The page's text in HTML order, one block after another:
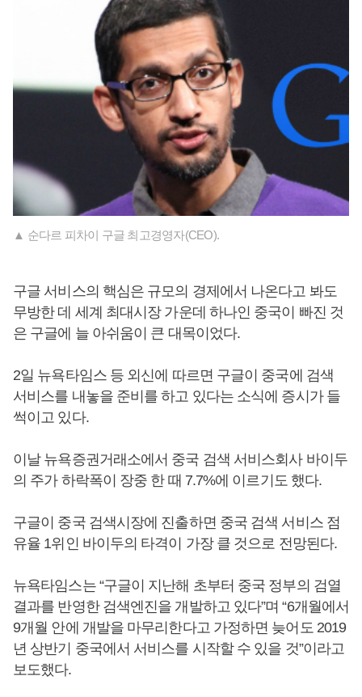
▲ 순다르 피차이 구글 최고경영자(CEO).
구글 서비스의 핵심은 규모의 경제에서 나온다고 봐도
무방한 데 세계 최대시장 가운데 하나인 중국이 빠진 것
은 구글에 늘 아쉬움이 큰 대목이었다.
2일 뉴욕타임스 등 외신에 따르면 구글이 중국에 검색
서비스를 내놓을 준비를 하고 있다는 소식에 증시가 들
썩이고 있다.
이날 뉴욕증권거래소에서 중국 검색 서비스회사 바이두
의 주가 하락폭이 장중 한 때 7.7%에 이르기도 했다.
구글이 중국 검색시장에 진출하면 중국 검색 서비스 점
유율 1위인 바이두의 타격이 가장 클 것으로 전망된다.
뉴욕타임스는 “구글이 지난해 초부터 중국 정부의 검열
결과를 반영한 검색엔진을 개발하고 있다”며 “6개월에서
9개월 안에 개발을 마무리한다고 가정하면 늦어도 2019
년 상반기 중국에서 서비스를 시작할 수 있을 것”이라고
보도했다.